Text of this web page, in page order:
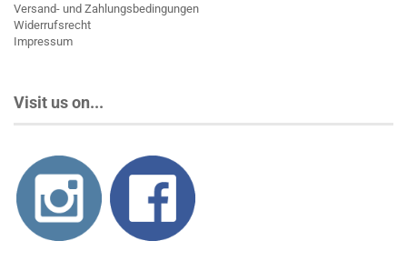
Versand- und Zahlungsbedingungen
Widerrufsrecht
Impressum
Visit us on...